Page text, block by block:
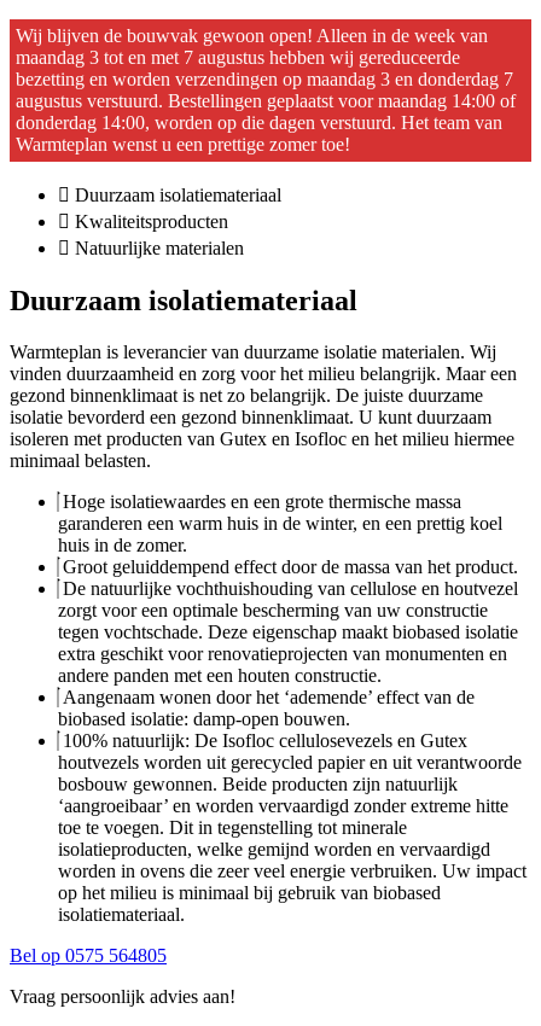
Wij blijven de bouwvak gewoon open! Alleen in de week van
maandag 3 tot en met 7 augustus hebben wij gereduceerde
bezetting en worden verzendingen op maandag 3 en donderdag 7
augustus verstuurd. Bestellingen geplaatst voor maandag 14:00 of
donderdag 14:00, worden op die dagen verstuurd. Het team van
Warmteplan wenst u een prettige zomer toe!
Duurzaam isolatiemateriaal
Kwaliteitsproducten
Natuurlijke materialen
Duurzaam isolatiemateriaal
Warmteplan is leverancier van duurzame isolatie materialen. Wij
vinden duurzaamheid en zorg voor het milieu belangrijk. Maar een
gezond binnenklimaat is net zo belangrijk. De juiste duurzame
isolatie bevorderd een gezond binnenklimaat. U kunt duurzaam
isoleren met producten van Gutex en Isofloc en het milieu hiermee
minimaal belasten.
Hoge isolatiewaardes en een grote thermische massa
garanderen een warm huis in de winter, en een prettig koel
huis in de zomer.
Groot geluiddempend effect door de massa van het product.
De natuurlijke vochthuishouding van cellulose en houtvezel
zorgt voor een optimale bescherming van uw constructie
tegen vochtschade. Deze eigenschap maakt biobased isolatie
extra geschikt voor renovatieprojecten van monumenten en
andere panden met een houten constructie.
Aangenaam wonen door het ‘ademende’ effect van de
biobased isolatie: damp-open bouwen.
100% natuurlijk: De Isofloc cellulosevezels en Gutex
houtvezels worden uit gerecycled papier en uit verantwoorde
bosbouw gewonnen. Beide producten zijn natuurlijk
‘aangroeibaar’ en worden vervaardigd zonder extreme hitte
toe te voegen. Dit in tegenstelling tot minerale
isolatieproducten, welke gemijnd worden en vervaardigd
worden in ovens die zeer veel energie verbruiken. Uw impact
op het milieu is minimaal bij gebruik van biobased
isolatiemateriaal.
Bel op 0575 564805
Vraag persoonlijk advies aan!